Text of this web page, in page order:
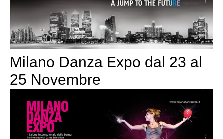
Milano Danza Expo dal 23 al
25 Novembre